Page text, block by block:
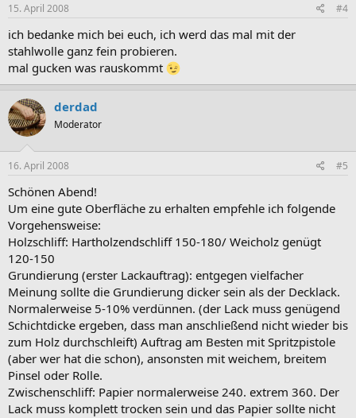
15. April 2008 #4
ich bedanke mich bei euch, ich werd das mal mit der
stahlwolle ganz fein probieren.
mal gucken was rauskommt
derdad
Moderator
16. April 2008 #5
Schönen Abend!
Um eine gute Oberfläche zu erhalten empfehle ich folgende
Vorgehensweise:
Holzschliff: Hartholzendschliff 150-180/ Weicholz genügt
120-150
Grundierung (erster Lackauftrag): entgegen vielfacher
Meinung sollte die Grundierung dicker sein als der Decklack.
Normalerweise 5-10% verdünnen. (der Lack muss genügend
Schichtdicke ergeben, dass man anschließend nicht wieder bis
zum Holz durchschleift) Auftrag am Besten mit Spritzpistole
(aber wer hat die schon), ansonsten mit weichem, breitem
Pinsel oder Rolle.
Zwischenschliff: Papier normalerweise 240. extrem 360. Der
Lack muss komplett trocken sein und das Papier sollte nicht